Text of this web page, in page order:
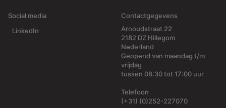
Social media
LinkedIn
Contactgegevens
Arnoudstraat 22
2182 DZ Hillegom
Nederland
Geopend van maandag t/m
vrijdag
tussen 08:30 tot 17:00 uur
Telefoon
(+31) (0)252-227070